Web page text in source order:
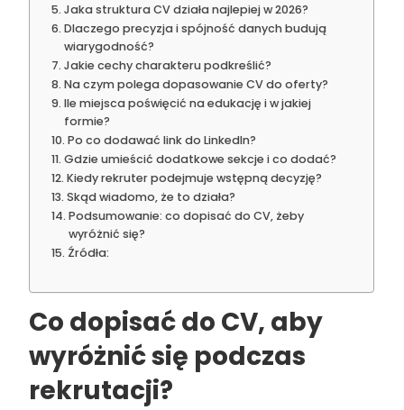
Jaka struktura CV działa najlepiej w 2026?
Dlaczego precyzja i spójność danych budują
wiarygodność?
Jakie cechy charakteru podkreślić?
Na czym polega dopasowanie CV do oferty?
Ile miejsca poświęcić na edukację i w jakiej
formie?
Po co dodawać link do LinkedIn?
Gdzie umieścić dodatkowe sekcje i co dodać?
Kiedy rekruter podejmuje wstępną decyzję?
Skąd wiadomo, że to działa?
Podsumowanie: co dopisać do CV, żeby
wyróżnić się?
Źródła:
Co dopisać do CV, aby
wyróżnić się podczas
rekrutacji?